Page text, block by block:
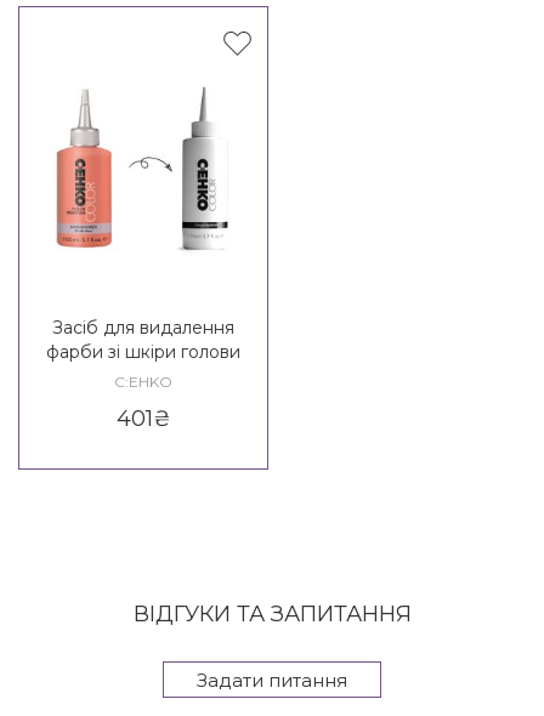
Засіб для видалення
фарби зі шкіри голови
C:EHKO Color Farbentferner
C:EHKO
401₴
ВІДГУКИ ТА ЗАПИТАННЯ
Задати питання